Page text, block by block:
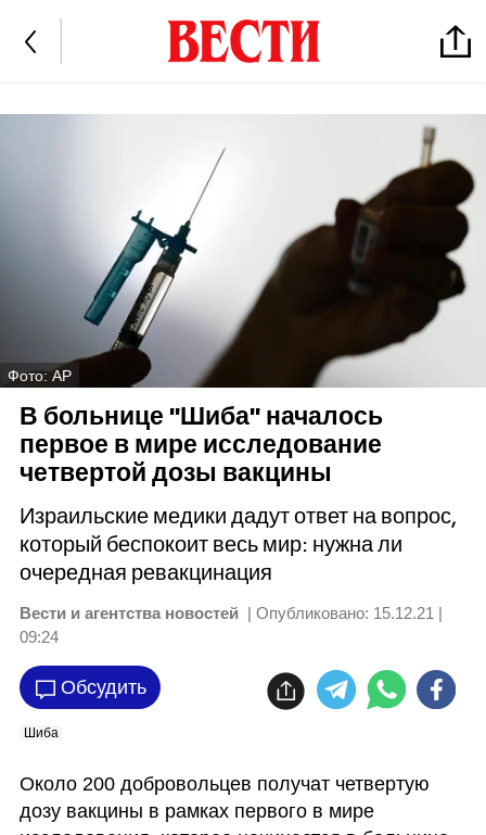
Фото: AP
В больнице "Шиба" началось
первое в мире исследование
четвертой дозы вакцины
Израильские медики дадут ответ на вопрос,
который беспокоит весь мир: нужна ли
очередная ревакцинация
Вести и агентства новостей | Опубликовано: 15.12.21 |
09:24
Обсудить
Шиба
Около 200 добровольцев получат четвертую
дозу вакцины в рамках первого в мире